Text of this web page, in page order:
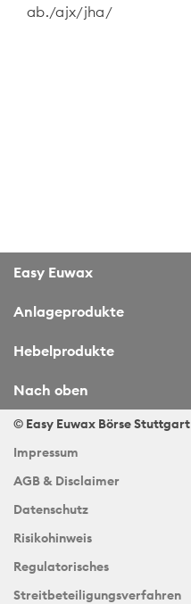
ab./ajx/jha/
Easy Euwax
Anlageprodukte
Hebelprodukte
Nach oben
© Easy Euwax Börse Stuttgart
Impressum
AGB & Disclaimer
Datenschutz
Risikohinweis
Regulatorisches
Streitbeteiligungsverfahren